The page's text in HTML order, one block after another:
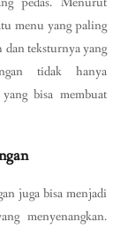
menu yang paling
teksturnya yang
tidak hanya
bisa membuat
juga bisa menjadi
menyenangkan.